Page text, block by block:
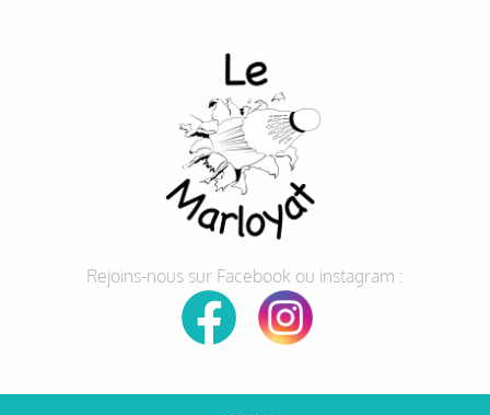
Rejoins-nous sur Facebook ou instagram :